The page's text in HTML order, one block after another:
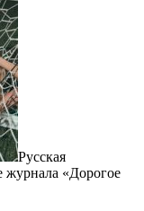
Русская
журнала «Дорогое